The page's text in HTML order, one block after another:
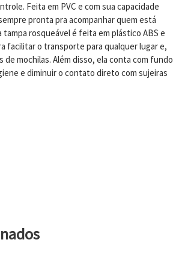
Feita em PVC e com sua capacidade
pronta pra acompanhar quem está
tampa rosqueável é feita em plástico ABS e
facilitar o transporte para qualquer lugar e,
de mochilas. Além disso, ela conta com fundo
e diminuir o contato direto com sujeiras